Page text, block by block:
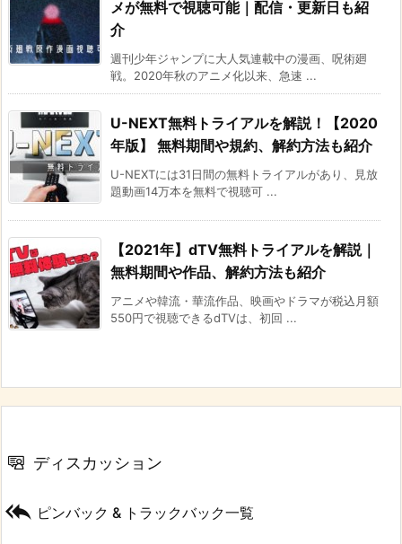
メが無料で視聴可能｜配信・更新日も紹
介
週刊少年ジャンプに大人気連載中の漫画、呪術廻
戦。2020年秋のアニメ化以来、急速 ...
U-NEXT無料トライアルを解説！【2020
年版】 無料期間や規約、解約方法も紹介
U-NEXTには31日間の無料トライアルがあり、見放
題動画14万本を無料で視聴可 ...
【2021年】dTV無料トライアルを解説｜
無料期間や作品、解約方法も紹介
アニメや韓流・華流作品、映画やドラマが税込月額
550円で視聴できるdTVは、初回 ...
ディスカッション
 ピンバック & トラックバック一覧